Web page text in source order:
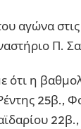
αγώνα στις
Π.
ότι η
25β.,